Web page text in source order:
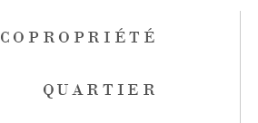
COPROPRIÉTÉ
QUARTIER